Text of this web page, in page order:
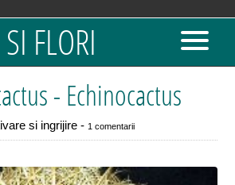
FLORI
- Echinocactus
si ingrijire - 1 comentarii